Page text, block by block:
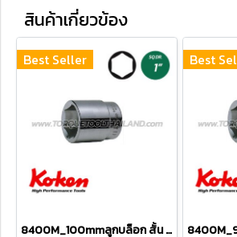
สินค้าเกี่ยวข้อง
Best Seller
8400M_100mmลูกบล็อก สั้น 6P (SQ.DR 1") Hand Sockets
Best